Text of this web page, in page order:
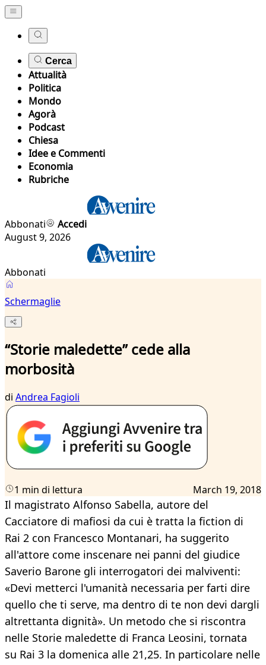
Cerca
Attualità
Politica
Mondo
Agorà
Podcast
Chiesa
Idee e Commenti
Economia
Rubriche
Abbonati
Accedi
August 9, 2026
Abbonati
Schermaglie
“Storie maledette” cede alla
morbosità
di Andrea Fagioli
1 min di lettura March 19, 2018
Il magistrato Alfonso Sabella, autore del
Cacciatore di mafiosi da cui è tratta la fiction di
Rai 2 con Francesco Montanari, ha suggerito
all'attore come inscenare nei panni del giudice
Saverio Barone gli interrogatori dei malviventi:
«Devi metterci l'umanità necessaria per farti dire
quello che ti serve, ma dentro di te non devi dargli
altrettanta dignità». Un metodo che si riscontra
nelle Storie maledette di Franca Leosini, tornata
su Rai 3 la domenica alle 21,25. In particolare nelle